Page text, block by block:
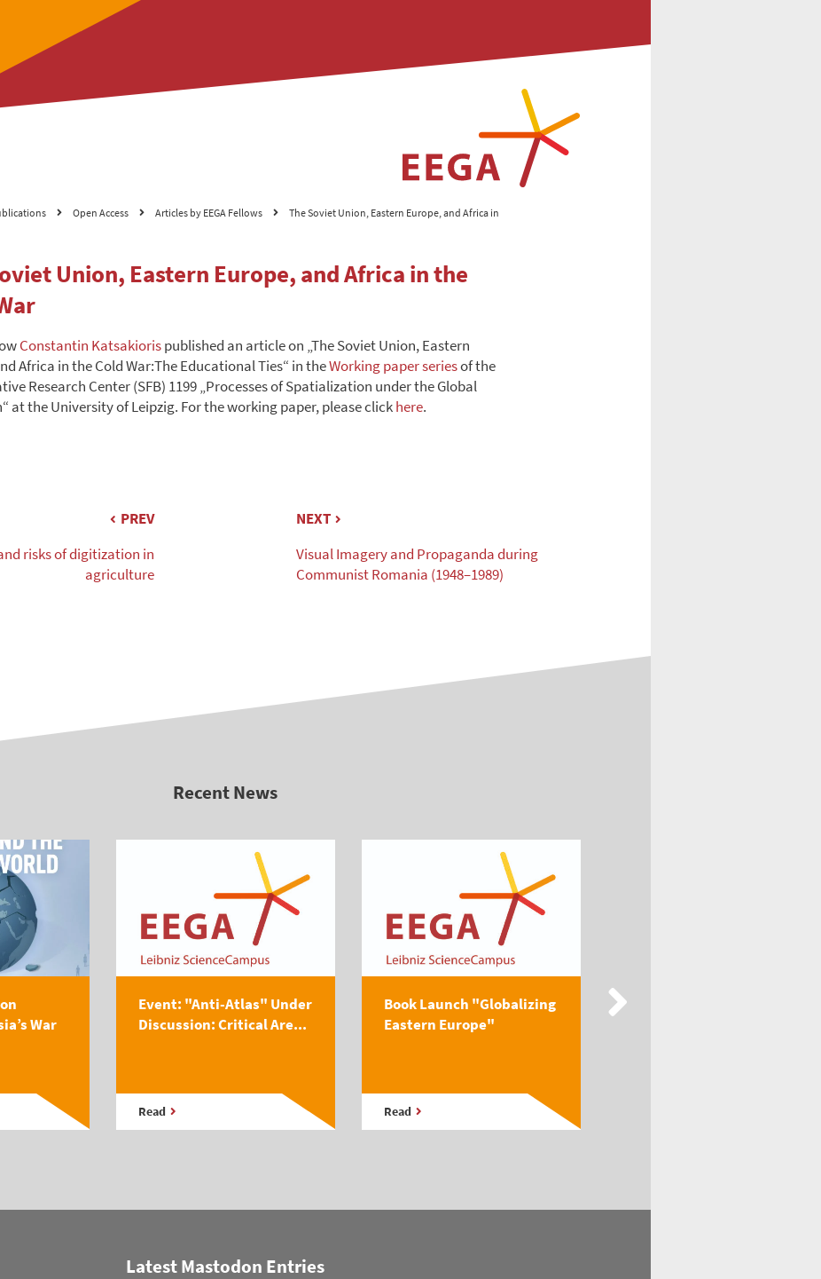
Open Access Articles by EEGA Fellows
The Soviet Union, Eastern Europe, and Africa in
Union, Eastern Europe, and Africa in the
Constantin Katsakiorispublished an article on „The Soviet Union, Eastern
Africa in the Cold War:The Educational Ties“ in theWorking paper seriesof the
Research Center (SFB) 1199 „Processes of Spatialization under the Global
at the University of Leipzig. For the working paper, please clickhere.
PREV
risks of digitization in
agriculture
NEXT
Visual Imagery and Propaganda during
Communist Romania (1948–1989)
Recent News
War
Event: "Anti-Atlas" Under
Discussion: Critical Are...
Read
Book Launch "Globalizing
Eastern Europe"
Read
Latest Mastodon Entries